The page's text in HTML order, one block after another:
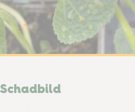
Schadbild